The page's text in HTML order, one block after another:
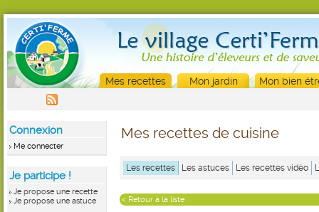
Mes recettes Mon jardin Mon bien
Connexion
Me connecter
Je participe !
Je propose une recette
Je propose une astuce
Mes recettes de cuisine
Les recettes Les astuces Les recettes vidéo
< Retour à la liste